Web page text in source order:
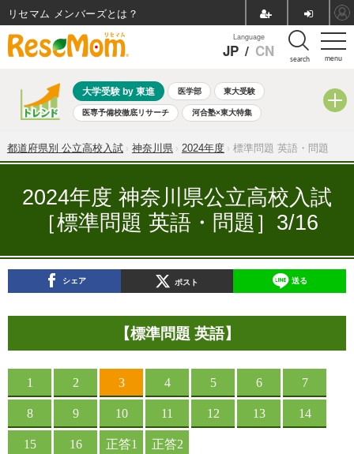
menu
Language
JP / CN search
大学受験 by 東進 医学部 東大受験
医専予備校徹底リサーチ 河合塾×東大特集
共通テスト 夏休み 8月開催学校説明会・相談会
自由研究教材（小学生向け） 自由研究教材（中学生向け）
ランキング
都道府県別 公立高校入試 神奈川県 2024年度 標準問題 英語・問題
2024年度 神奈川県公立高校入試
［標準問題 英語・問題］3/16
シェア ポスト 送る
【標準問題 英語】
リセマム メンバーズ